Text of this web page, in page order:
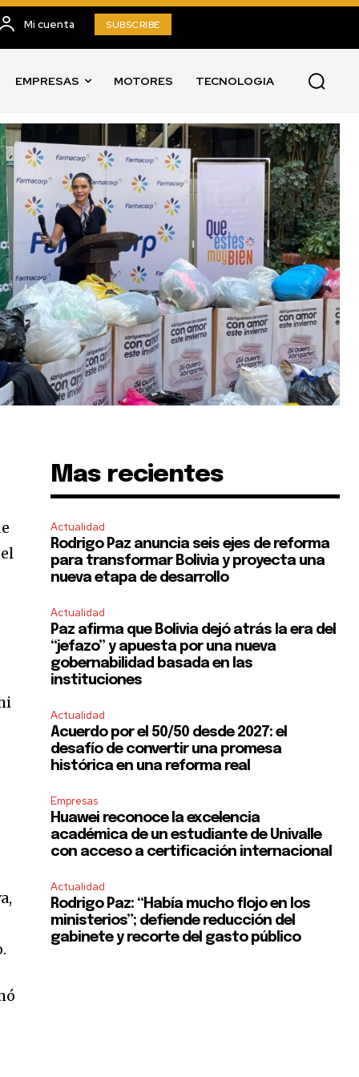
Mi cuenta SUBSCRIBE
EMPRESAS MOTORES TECNOLOGIA
Mas recientes
Actualidad
Rodrigo Paz anuncia seis ejes de reforma
para transformar Bolivia y proyecta una
nueva etapa de desarrollo
Actualidad
Paz afirma que Bolivia dejó atrás la era del
“jefazo” y apuesta por una nueva
gobernabilidad basada en las
instituciones
Actualidad
Acuerdo por el 50/50 desde 2027: el
desafío de convertir una promesa
histórica en una reforma real
Empresas
Huawei reconoce la excelencia
académica de un estudiante de Univalle
con acceso a certificación internacional
Actualidad
Rodrigo Paz: “Había mucho flojo en los
ministerios”; defiende reducción del
gabinete y recorte del gasto público